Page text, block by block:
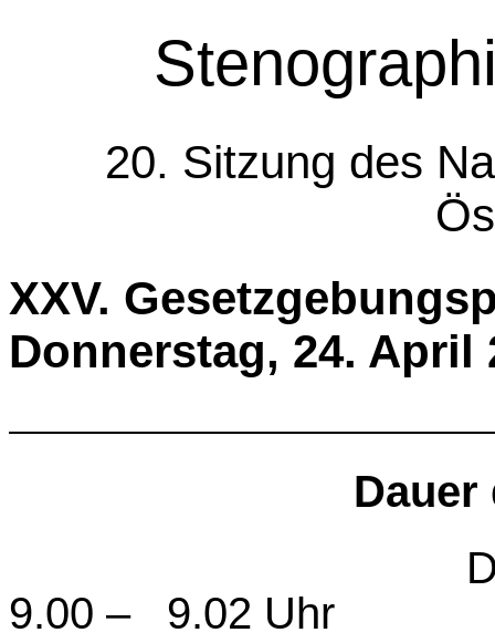
20. Sitzung des
XXV.
Donnerstag, 24. April
Dauer
9.00 – 9.02 Uhr